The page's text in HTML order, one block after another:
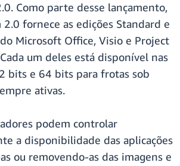
Como parte desse lançamento,
fornece as edições Standard e
Microsoft Office, Visio e Project
um deles está disponível nas
bits e 64 bits para frotas sob
ativas.
podem controlar
a disponibilidade das aplicações
ou removendo-as das imagens e